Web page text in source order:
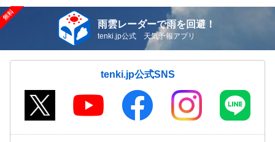
雨雲レーダーで雨を回避！
tenki.jp公式 天気予報アプリ
tenki.jp公式SNS